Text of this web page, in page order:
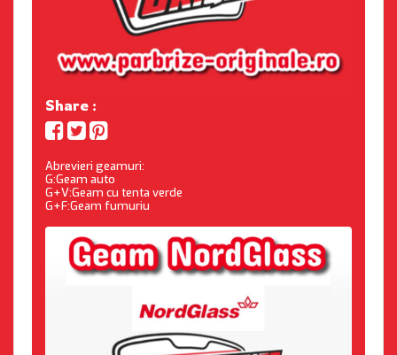
Share :
Abrevieri geamuri:
G:Geam auto
G+V:Geam cu tenta verde
G+F:Geam fumuriu